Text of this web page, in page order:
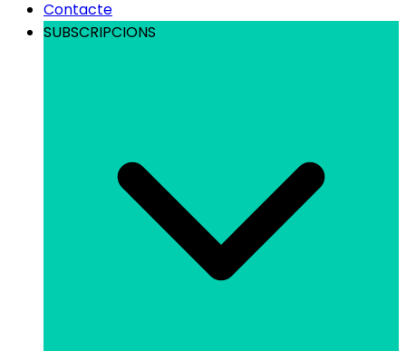
Contacte
SUBSCRIPCIONS